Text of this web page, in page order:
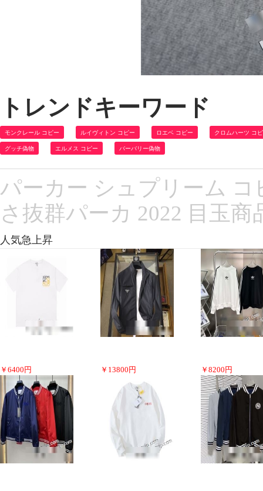
トレンドキーワード
モンクレール コピー ルイヴィトン コピー ロエベ コピー クロムハーツ コ
グッチ偽物 エルメス コピー バーバリー偽物
パーカー シュプリーム コ
さ抜群パーカ 2022 目玉商
人気急上昇
￥ 6400 円 ￥ 13800 円 ￥ 8200 円